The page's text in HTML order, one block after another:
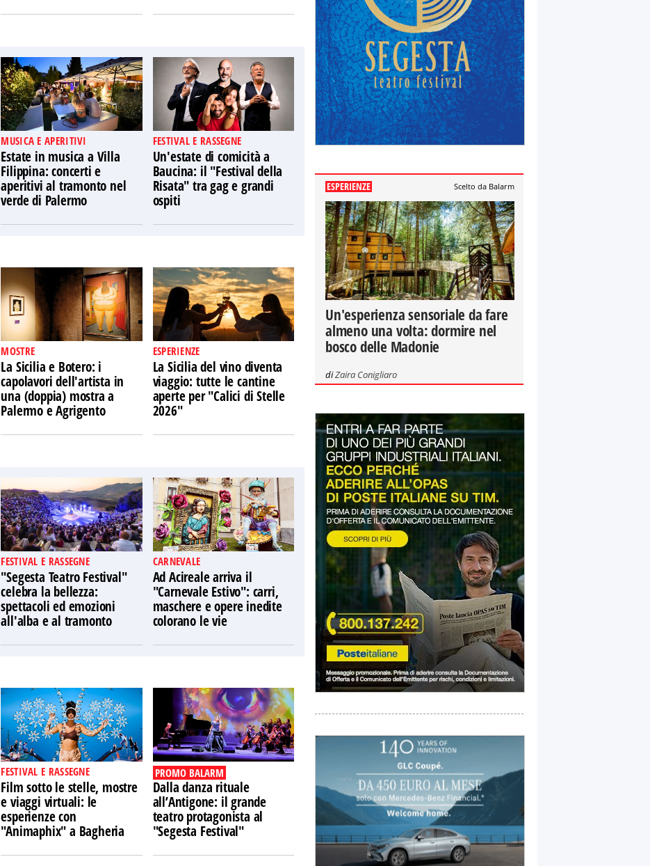
MUSICA E APERITIVI
Estate in musica a Villa
Filippina: concerti e
aperitivi al tramonto nel
verde di Palermo
FESTIVAL E RASSEGNE
Un'estate di comicità a
Baucina: il "Festival della
Risata" tra gag e grandi
ospiti
MOSTRE
La Sicilia e Botero: i
capolavori dell'artista in
una (doppia) mostra a
Palermo e Agrigento
ESPERIENZE
La Sicilia del vino diventa
viaggio: tutte le cantine
aperte per "Calici di Stelle
2026"
FESTIVAL E RASSEGNE
"Segesta Teatro Festival"
celebra la bellezza:
spettacoli ed emozioni
all'alba e al tramonto
CARNEVALE
Ad Acireale arriva il
"Carnevale Estivo": carri,
maschere e opere inedite
colorano le vie
FESTIVAL E RASSEGNE
Film sotto le stelle, mostre
e viaggi virtuali: le
esperienze con
"Animaphix" a Bagheria
PROMO BALARM
Dalla danza rituale
all’Antigone: il grande
teatro protagonista al
"Segesta Festival"
ESPERIENZE Scelto da Balarm
Un'esperienza sensoriale da fare
almeno una volta: dormire nel
bosco delle Madonie
diZaira Conigliaro